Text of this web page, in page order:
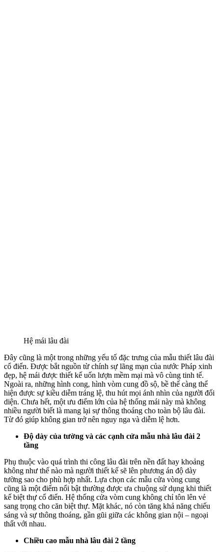
Hệ mái lâu đài
Đây cũng là một trong những yếu tố đặc trưng của mẫu thiết lâu đài
cổ điển. Được bắt nguồn từ chính sự lãng mạn của nước Pháp xinh
đẹp, hệ mái được thiết kế uốn lượn mềm mại mà vô cùng tinh tế.
Ngoài ra, những hình cong, hình vòm cung đồ sộ, bề thế càng thể
hiện được sự kiều diễm tráng lệ, thu hút mọi ánh nhìn của người đối
diện. Chưa hết, một ưu điểm lớn của hệ thống mái này mà không
nhiều người biết là mang lại sự thông thoáng cho toàn bộ lâu đài.
Từ đó giúp không gian trở nên nguy nga và diễm lệ hơn.
Độ dày của tường và các cạnh cửa mẫu nhà lâu đài 2
tầng
Phụ thuộc vào quá trình thi công lâu đài trên nền đất hay khoảng
không như thế nào mà người thiết kế sẽ lên phương án độ dày
tường sao cho phù hợp nhất. Lựa chọn các mẫu cửa vòng cung
cũng là một điểm nổi bật thường được ưa chuộng sử dụng khi thiết
kế biệt thự cổ điển. Hệ thống cửa vòm cung không chỉ tôn lên vẻ
sang trọng cho căn biệt thự. Mặt khác, nó còn tăng khả năng chiếu
sáng và sự thông thoáng, gần gũi giữa các không gian nội – ngoại
thất với nhau.
Chiều cao mẫu nhà lâu đài 2 tầng